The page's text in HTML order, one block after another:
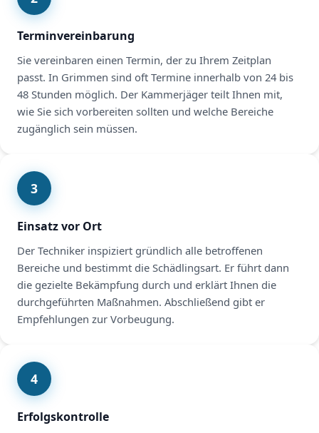
Terminvereinbarung
Sie vereinbaren einen Termin, der zu Ihrem Zeitplan
passt. In Grimmen sind oft Termine innerhalb von 24 bis
48 Stunden möglich. Der Kammerjäger teilt Ihnen mit,
wie Sie sich vorbereiten sollten und welche Bereiche
zugänglich sein müssen.
3
Einsatz vor Ort
Der Techniker inspiziert gründlich alle betroffenen
Bereiche und bestimmt die Schädlingsart. Er führt dann
die gezielte Bekämpfung durch und erklärt Ihnen die
durchgeführten Maßnahmen. Abschließend gibt er
Empfehlungen zur Vorbeugung.
4
Erfolgskontrolle